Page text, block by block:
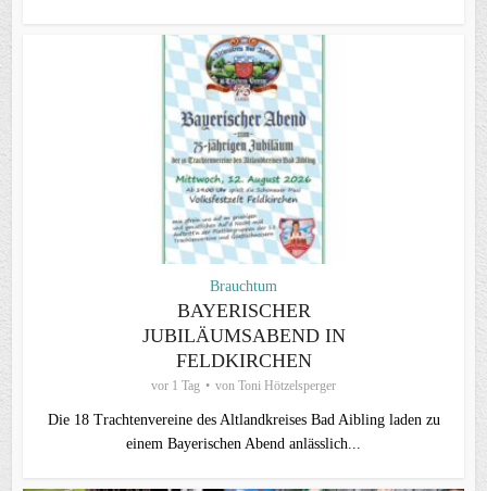
Brauchtum
BAYERISCHER
JUBILÄUMSABEND IN
FELDKIRCHEN
vor 1 Tag von Toni Hötzelsperger
Die 18 Trachtenvereine des Altlandkreises Bad Aibling laden zu
einem Bayerischen Abend anlässlich...